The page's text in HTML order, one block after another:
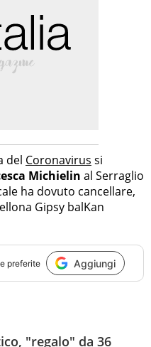
del Coronavirus si
Michielin al Serraglio
ha dovuto cancellare,
Gipsy balKan
preferite Aggiungi
"regalo" da 36